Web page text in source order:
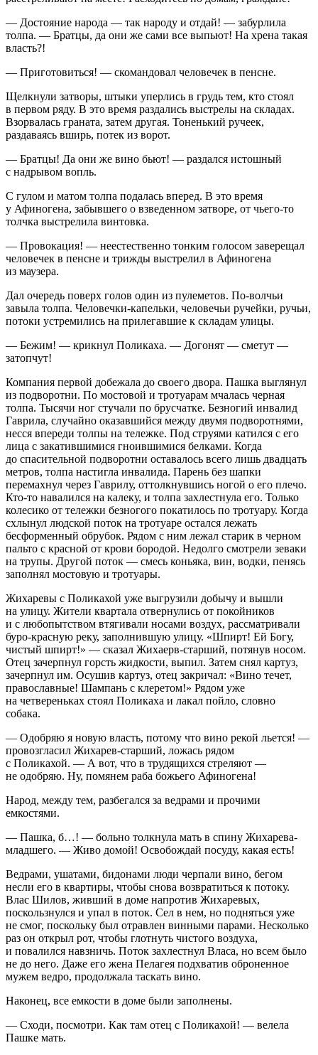
— Достояние народа — так народу и отдай! — забурлила
толпа. — Братцы, да они же сами все выпьют! На хрена такая
власть?!
— Приготовиться! — скомандовал человечек в пенсне.
Щелкнули затворы, штыки уперлись в грудь тем, кто стоял
в первом ряду. В это время раздались выстрелы на складах.
Взорвалась граната, затем другая. Тоненький ручеек,
раздаваясь вширь, потек из ворот.
— Братцы! Да они же вино бьют! — раздался истошный
с надрывом вопль.
С гулом и матом толпа подалась вперед. В это время
у Афиногена, забывшего о взведенном затворе, от чьего-то
толчка выстрелила винтовка.
— Провокация! — неестественно тонким голосом заверещал
человечек в пенсне и трижды выстрелил в Афиногена
из маузера.
Дал очередь поверх голов один из пулеметов. По-волчьи
завыла толпа. Человечки-капельки, человечьи ручейки, ручьи,
потоки устремились на прилегавшие к складам улицы.
— Бежим! — крикнул Поликаха. — Догонят — сметут —
затопчут!
Компания первой добежала до своего двора. Пашка выглянул
из подворотни. По мостовой и тротуарам мчалась черная
толпа. Тысячи ног стучали по брусчатке. Безногий инвалид
Гаврила, случайно оказавшийся между двумя подворотнями,
несся впереди толпы на тележке. Под струями катился с его
лица с закатившимися гноившимися белками. Когда
до спасительной подворотни оставалось всего лишь двадцать
метров, толпа настигла инвалида. Парень без шапки
перемахнул через Гаврилу, оттолкнувшись ногой о его плечо.
Кто-то навалился на калеку, и толпа захлестнула его. Только
колесико от тележки безногого покатилось по тротуару. Когда
схлынул людской поток на тротуаре остался лежать
бесформенный обрубок. Рядом с ним лежал старик в черном
пальто с красной от крови бородой. Недолго смотрели зеваки
на трупы. Другой поток — смесь коньяка, вин, водки, пенясь
заполнял мостовую и тротуары.
Жихаревы с Поликахой уже выгрузили добычу и вышли
на улицу. Жители квартала отвернулись от покойников
и с любопытством втягивали носами воздух, рассматривали
буро-красную реку, заполнившую улицу. «Шпирт! Ей Богу,
чистый шпирт!» — сказал Жихаерв-старший, потянув носом.
Отец зачерпнул горсть жидкости, выпил. Затем снял картуз,
зачерпнул им. Осушив картуз, отец закричал: «Вино течет,
православные! Шампань с клеретом!» Рядом уже
на четвереньках стоял Поликаха и лакал пойло, словно
собака.
— Одобряю я новую власть, потому что вино рекой льется! —
провозгласил Жихарев-старший, ложась рядом
с Поликахой. — А вот, что в трудящихся стреляют —
не одобряю. Ну, помянем раба божьего Афиногена!
Народ, между тем, разбегался за ведрами и прочими
емкостями.
— Пашка, б…! — больно толкнула мать в спину Жихарева-
младшего. — Живо домой! Освобождай посуду, какая есть!
Ведрами, ушатами, бидонами люди черпали вино, бегом
несли его в квартиры, чтобы снова возвратиться к потоку.
Влас Шилов, живший в доме напротив Жихаревых,
поскользнулся и упал в поток. Сел в нем, но подняться уже
не смог, поскольку был отравлен винными парами. Несколько
раз он открыл рот, чтобы глотнуть чистого воздуха,
и повалился навзничь. Поток захлестнул Власа, но всем было
не до него. Даже его жена Пелагея подхватив оброненное
мужем ведро, продолжала таскать вино.
Наконец, все емкости в доме были заполнены.
— Сходи, посмотри. Как там отец с Поликахой! — велела
Пашке мать.